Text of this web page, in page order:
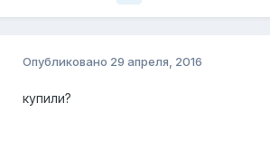
Опубликовано 29 апреля, 2016
купили?